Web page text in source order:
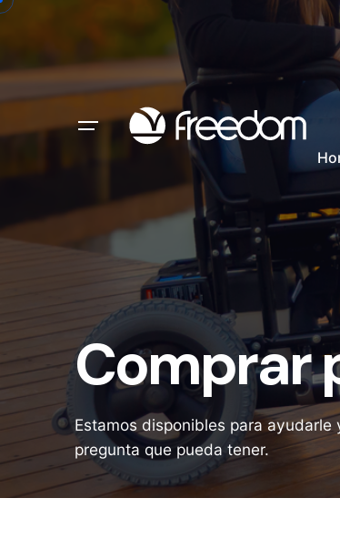
Comprar
Estamos disponibles para ayudarle
pregunta que pueda tener.